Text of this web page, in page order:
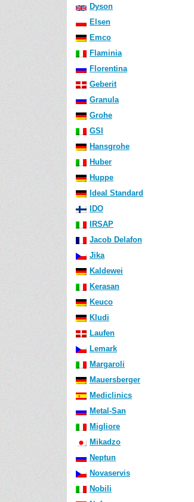
Dyson
Elsen
Emco
Flaminia
Florentina
Geberit
Granula
Grohe
GSI
Hansgrohe
Huber
Huppe
Ideal Standard
IDO
IRSAP
Jacob Delafon
Jika
Kaldewei
Kerasan
Keuco
Kludi
Laufen
Lemark
Margaroli
Mauersberger
Mediclinics
Metal-San
Migliore
Mikadzo
Neptun
Novaservis
Nobili